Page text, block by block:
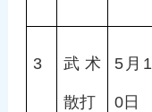
3 武术
散打
5月1
0日